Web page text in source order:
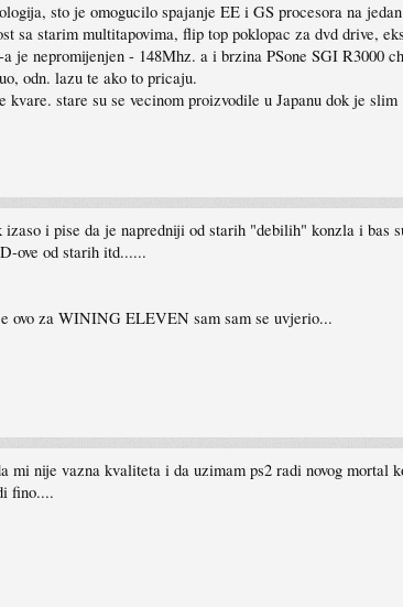
sto je omogucilo spajanje EE i GS procesora na
sa starim multitapovima, flip top poklopac za dvd drive,
nepromijenjen - 148Mhz. a i brzina PSone SGI R3000
odn. lazu te ako to pricaju.
stare su se vecinom proizvodile u Japanu dok je
i pise da je napredniji od starih "debilih" konzla i
ove od starih itd......
ovo za WINING ELEVEN sam sam se uvjerio...
nije vazna kvaliteta i da uzimam ps2 radi novog mortal
fino....